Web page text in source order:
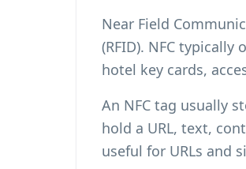
Near Field
(RFID). NFC
hotel key cards,
An NFC tag usually
hold a URL, text,
useful for URLs and